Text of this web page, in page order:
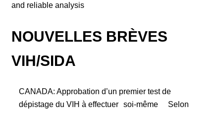
and reliable analysis
NOUVELLES BRÈVES
VIH/SIDA
CANADA: Approbation d’un premier test de
dépistage du VIH à effectuer soi-même Selon